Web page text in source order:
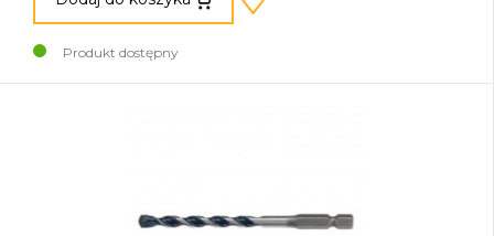
Produkt dostępny